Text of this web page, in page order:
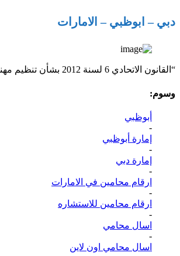
دبي – ابوظبي – الامارات
“القانون الاتحادي 6 لسنة 2012 بشأن تنظيم مهنة الترجمة”
وسوم:
أبوظبي
-
إمارة أبوظبي
-
إمارة دبي
-
ارقام محامين في الامارات
-
ارقام محامين للاستشاره
-
اسال محامي
-
اسال محامي اون لاين